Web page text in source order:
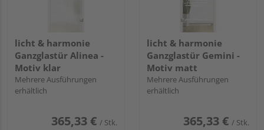
licht & harmonie
Ganzglastür Alinea -
Motiv klar
Mehrere Ausführungen
erhältlich
365,33 € / Stk.
licht & harmonie
Ganzglastür Gemini -
Motiv matt
Mehrere Ausführungen
erhältlich
365,33 € / Stk.